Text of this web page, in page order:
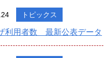
トピックス
利用者数 最新公表データ